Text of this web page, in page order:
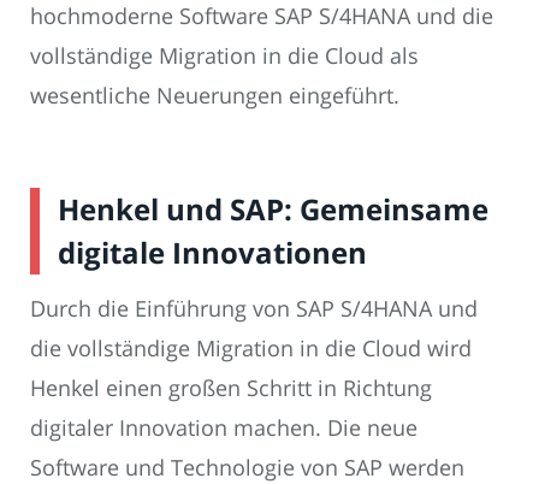
hochmoderne Software SAP S/4HANA und die
vollständige Migration in die Cloud als
wesentliche Neuerungen eingeführt.
Henkel und SAP: Gemeinsame
digitale Innovationen
Durch die Einführung von SAP S/4HANA und
die vollständige Migration in die Cloud wird
Henkel einen großen Schritt in Richtung
digitaler Innovation machen. Die neue
Software und Technologie von SAP werden